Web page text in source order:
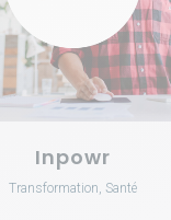
Inpowr
Transformation, Santé